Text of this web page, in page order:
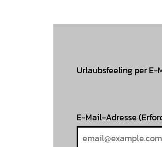
Urlaubsfeeling per E-
E-Mail-Adresse